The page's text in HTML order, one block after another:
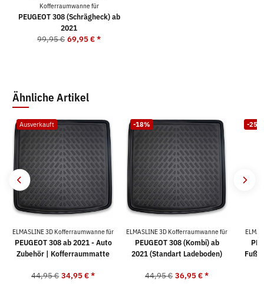
Kofferraumwanne für
PEUGEOT 308 (Schrägheck) ab
2021
99,95 € 69,95 €*
Ähnliche Artikel
Ausverkauft
ELMASLINE 3D Kofferraumwanne für
PEUGEOT 308 ab 2021 - Auto
Zubehör | Kofferraummatte
44,95 € 34,95 €*
-18%
ELMASLINE 3D Kofferraumwanne für
PEUGEOT 308 (Kombi) ab
2021 (Standart Ladeboden)
44,95 € 36,95 €*
-25%